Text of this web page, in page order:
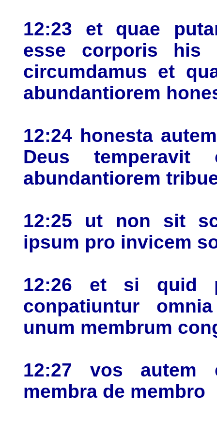
12:23 et quae
esse corporis his
circumdamus et
abundantiorem
12:24 honesta
Deus
abundantiorem
12:25 ut non sit
ipsum pro invicem
12:26 et si quid
conpatiuntur
unum membrum
12:27 vos autem
membra de membro